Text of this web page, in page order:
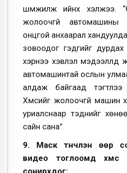
шүүмжилж ийнхүү хэлжээ.
жолоочгүй автомашины
онцгой анхаарал
зовоодог гэдгийг дурдах
хэрнээ хэвлэл мэдээллүүд
автомашинтай ослын
алдаж байгаад тэгтлээ
Хүмүүсийг жолоочгүй машин
уриалснаар тэднийг
сайн сана”
9. Маск түүнчлэн өөр
видео тоглоомд хүмүүс
сонирхдог: